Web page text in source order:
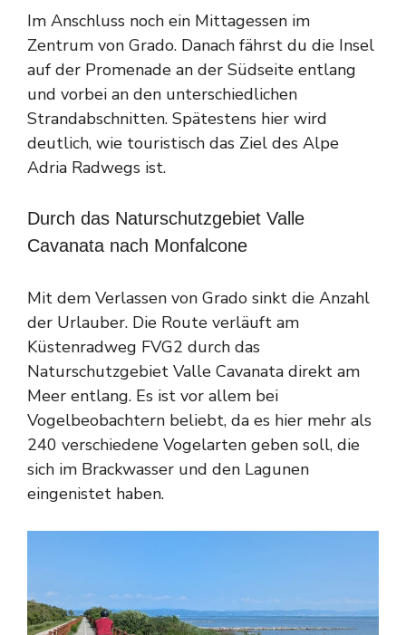
Im Anschluss noch ein Mittagessen im
Zentrum von Grado. Danach fährst du die Insel
auf der Promenade an der Südseite entlang
und vorbei an den unterschiedlichen
Strandabschnitten. Spätestens hier wird
deutlich, wie touristisch das Ziel des Alpe
Adria Radwegs ist.
Durch das Naturschutzgebiet Valle
Cavanata nach Monfalcone
Mit dem Verlassen von Grado sinkt die Anzahl
der Urlauber. Die Route verläuft am
Küstenradweg FVG2 durch das
Naturschutzgebiet Valle Cavanata direkt am
Meer entlang. Es ist vor allem bei
Vogelbeobachtern beliebt, da es hier mehr als
240 verschiedene Vogelarten geben soll, die
sich im Brackwasser und den Lagunen
eingenistet haben.